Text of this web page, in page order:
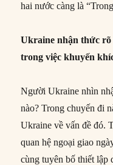
hai nước càng là
Ukraine nhận thức
trong việc khuyến
Người Ukraine nhìn
nào? Trong chuyến đi
Ukraine về vấn đề đó.
quan hệ ngoại giao
cùng tuyên bố thiết lập